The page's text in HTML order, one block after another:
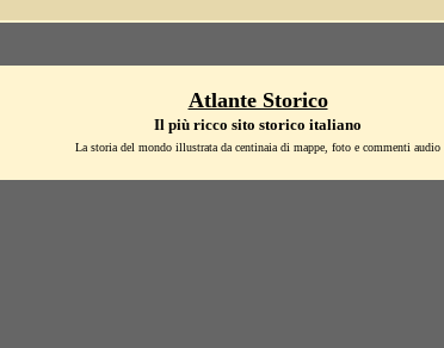
Atlante Storico
Il più ricco sito storico italiano
La storia del mondo illustrata da centinaia di mappe, foto e commenti audio